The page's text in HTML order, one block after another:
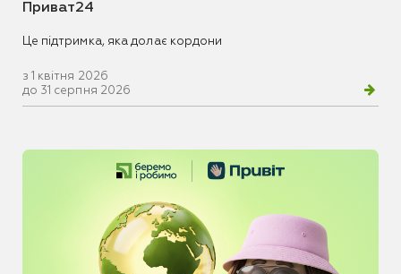
Приват24
Це підтримка, яка долає кордони
з 1 квітня 2026
до 31 серпня 2026